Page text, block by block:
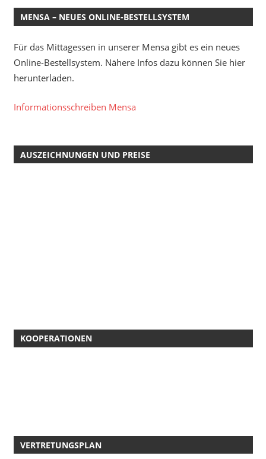
MENSA – NEUES ONLINE-BESTELLSYSTEM
Für das Mittagessen in unserer Mensa gibt es ein neues
Online-Bestellsystem. Nähere Infos dazu können Sie hier
herunterladen.
Informationsschreiben Mensa
AUSZEICHNUNGEN UND PREISE
KOOPERATIONEN
VERTRETUNGSPLAN